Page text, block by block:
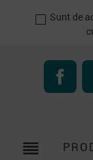
Sunt de
reorder